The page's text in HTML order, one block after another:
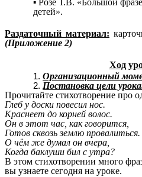
детей».
Раздаточный материал:
(Приложение 2)
Ход
Организационный
Постановка цели
Прочитайте стихотворение про
Глеб у доски повесил нос.
Краснеет до корней волос.
Он в этот час, как говорится,
Готов сквозь землю провалиться.
О чём же думал он вчера,
Когда баклуши бил с утра?
В этом стихотворении много
вы узнаете сегодня на уроке.